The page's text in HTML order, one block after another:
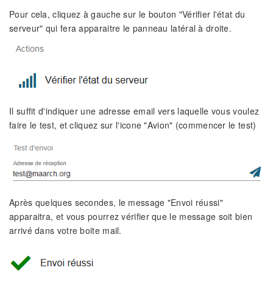
Pour cela, cliquez à gauche sur le bouton "Vérifier l'état du
serveur" qui fera apparaitre le panneau latéral à droite.
Il suffit d'indiquer une adresse email vers laquelle vous voulez
faire le test, et cliquez sur l'icone "Avion" (commencer le test)
Après quelques secondes, le message "Envoi réussi"
apparaitra, et vous pourrez vérifier que le message soit bien
arrivé dans votre boite mail.